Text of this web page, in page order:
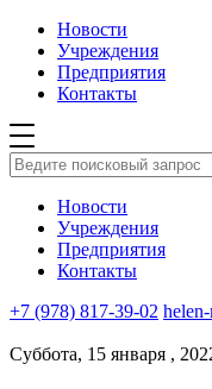
Новости
Учреждения
Предприятия
Контакты
Новости
Учреждения
Предприятия
Контакты
+7 (978) 817-39-02
Суббота, 15 января ,